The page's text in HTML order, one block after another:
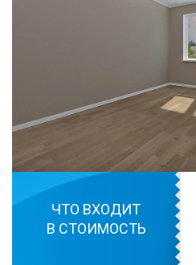
ЧТО ВХОДИТ
В СТОИМОСТЬ